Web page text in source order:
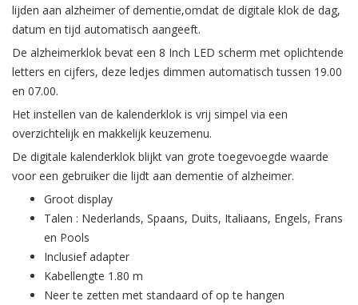
lijden aan alzheimer of dementie,omdat de digitale klok de dag,
datum en tijd automatisch aangeeft.
De alzheimerklok bevat een 8 Inch LED scherm met oplichtende
letters en cijfers, deze ledjes dimmen automatisch tussen 19.00
en 07.00.
Het instellen van de kalenderklok is vrij simpel via een
overzichtelijk en makkelijk keuzemenu.
De digitale kalenderklok blijkt van grote toegevoegde waarde
voor een gebruiker die lijdt aan dementie of alzheimer.
Groot display
Talen : Nederlands, Spaans, Duits, Italiaans, Engels, Frans
en Pools
Inclusief adapter
Kabellengte 1.80 m
Neer te zetten met standaard of op te hangen